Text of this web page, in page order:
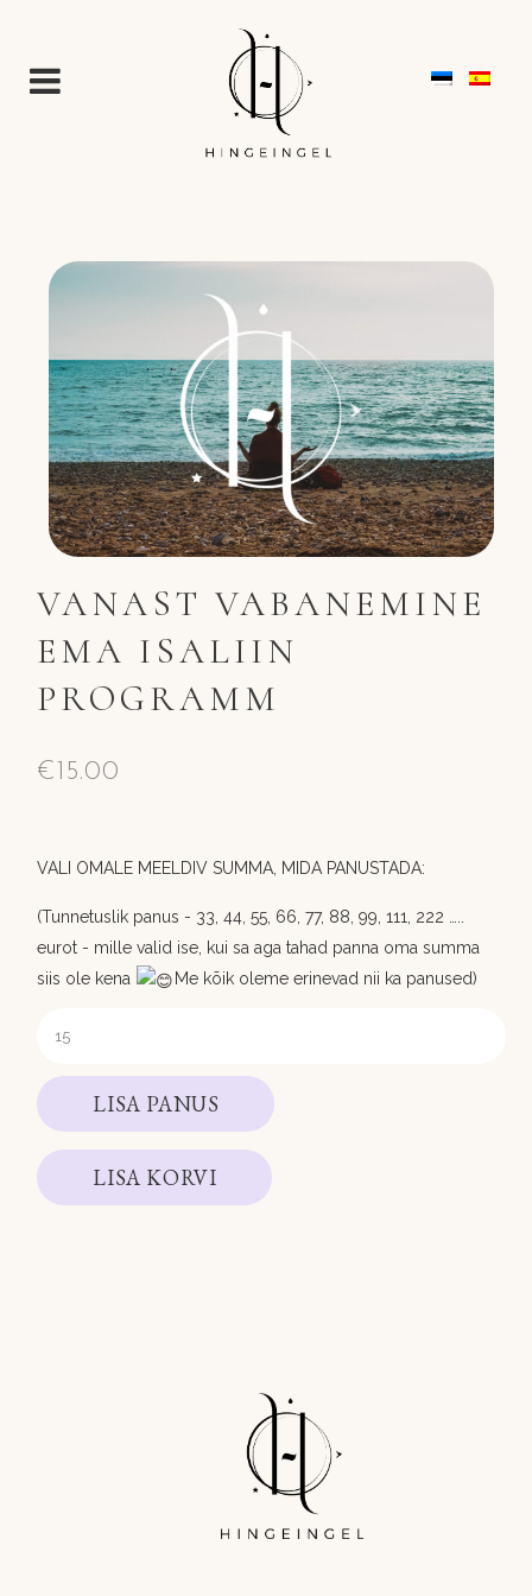
VANAST VABANEMINE
EMA ISALIIN
PROGRAMM
€ 15.00
VALI OMALE MEELDIV SUMMA, MIDA PANUSTADA:
(Tunnetuslik panus - 33, 44, 55, 66, 77, 88, 99, 111, 222 …..
eurot - mille valid ise, kui sa aga tahad panna oma summa
siis ole kena
Me kõik oleme erinevad nii ka panused)
LISA PANUS
LISA KORVI